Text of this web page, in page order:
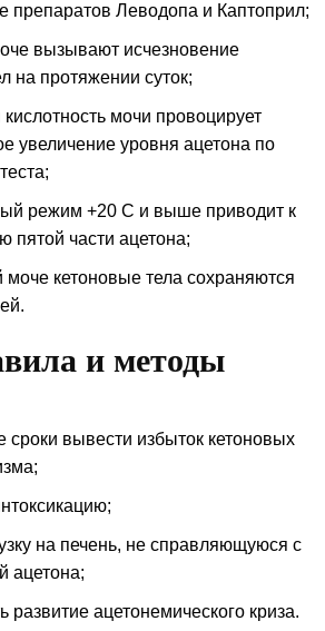
препаратов Леводопа и Каптоприл;
вызывают исчезновение
на протяжении суток;
мочи провоцирует
увеличение уровня ацетона по
режим +20 С и выше приводит к
пятой части ацетона;
моче кетоновые тела сохраняются
и методы
сроки вывести избыток кетоновых
на печень, не справляющуюся с
ацетона;
развитие ацетонемического криза.